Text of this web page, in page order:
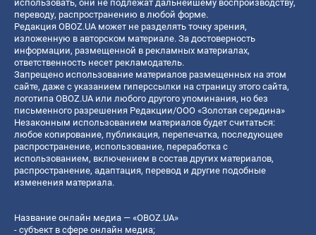
использовать, они не подлежат дальнейшему воспроизводству,
переводу, распространению в любой форме.
Редакция OBOZ.UA может не разделять точку зрения,
изложенную в авторском материале. За достоверность
информации, размещенной в рекламных материалах,
ответственность несет рекламодатель.
Запрещено использование материалов размещенных на этом
сайте, даже с указанием гиперссылки на страницу этого сайта,
логотипа OBOZ.UA или любого другого упоминания, но без
письменного разрешения Редакции/ООО «Золотая середина»
Незаконным использованием материалов будет считаться:
любое копирование, публикация, перепечатка, последующее
распространение, использование, переработка с
использованием, включением в состав других материалов,
распространение, адаптация, перевод и другие подобные
изменения материала.
Название онлайн медиа — «OBOZ.UA»
- субъект в сфере онлайн медиа;